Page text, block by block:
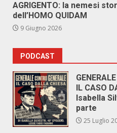
AGRIGENTO: la nemesi
dell’HOMO QUIDAM
9 Giugno 2026
PODCAST
IL CASO
Isabella
parte
25 Luglio